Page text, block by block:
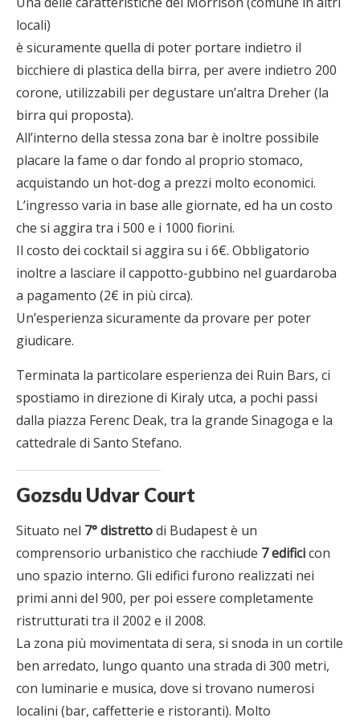
locali)
è sicuramente quella di poter portare indietro il
bicchiere di plastica della birra, per avere indietro 200
corone, utilizzabili per degustare un’altra Dreher (la
birra qui proposta).
All’interno della stessa zona bar è inoltre possibile
placare la fame o dar fondo al proprio stomaco,
acquistando un hot-dog a prezzi molto economici.
L’ingresso varia in base alle giornate, ed ha un costo
che si aggira tra i 500 e i 1000 fiorini.
Il costo dei cocktail si aggira su i 6€. Obbligatorio
inoltre a lasciare il cappotto-gubbino nel guardaroba
a pagamento (2€ in più circa).
Un’esperienza sicuramente da provare per poter
giudicare.
Terminata la particolare esperienza dei Ruin Bars, ci
spostiamo in direzione di Kiraly utca, a pochi passi
dalla piazza Ferenc Deak, tra la grande Sinagoga e la
cattedrale di Santo Stefano.
Gozsdu Udvar Court
Situato nel 7° distrettodi Budapest è un
comprensorio urbanistico che racchiude 7 edificicon
uno spazio interno. Gli edifici furono realizzati nei
primi anni del 900, per poi essere completamente
ristrutturati tra il 2002 e il 2008.
La zona più movimentata di sera, si snoda in un cortile
ben arredato, lungo quanto una strada di 300 metri,
con luminarie e musica, dove si trovano numerosi
localini (bar, caffetterie e ristoranti). Molto